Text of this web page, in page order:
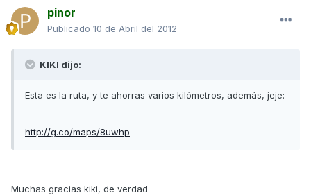
pinor
Publicado 10 de Abril del 2012
KIKI dijo:
Esta es la ruta, y te ahorras varios kilómetros, además, jeje:
http://g.co/maps/8uwhp
Muchas gracias kiki, de verdad